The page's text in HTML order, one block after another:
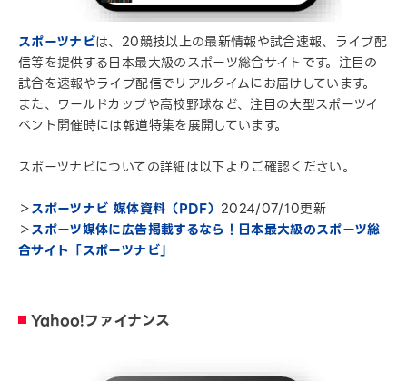
スポーツナビは、20競技以上の最新情報や試合速報、ライブ配
信等を提供する日本最大級のスポーツ総合サイトです。注目の
試合を速報やライブ配信でリアルタイムにお届けしています。
また、ワールドカップや高校野球など、注目の大型スポーツイ
ベント開催時には報道特集を展開しています。
スポーツナビについての詳細は以下よりご確認ください。
＞スポーツナビ 媒体資料（PDF） 2024/07/10更新
＞スポーツ媒体に広告掲載するなら！日本最大級のスポーツ総
合サイト「スポーツナビ」
Yahoo!ファイナンス